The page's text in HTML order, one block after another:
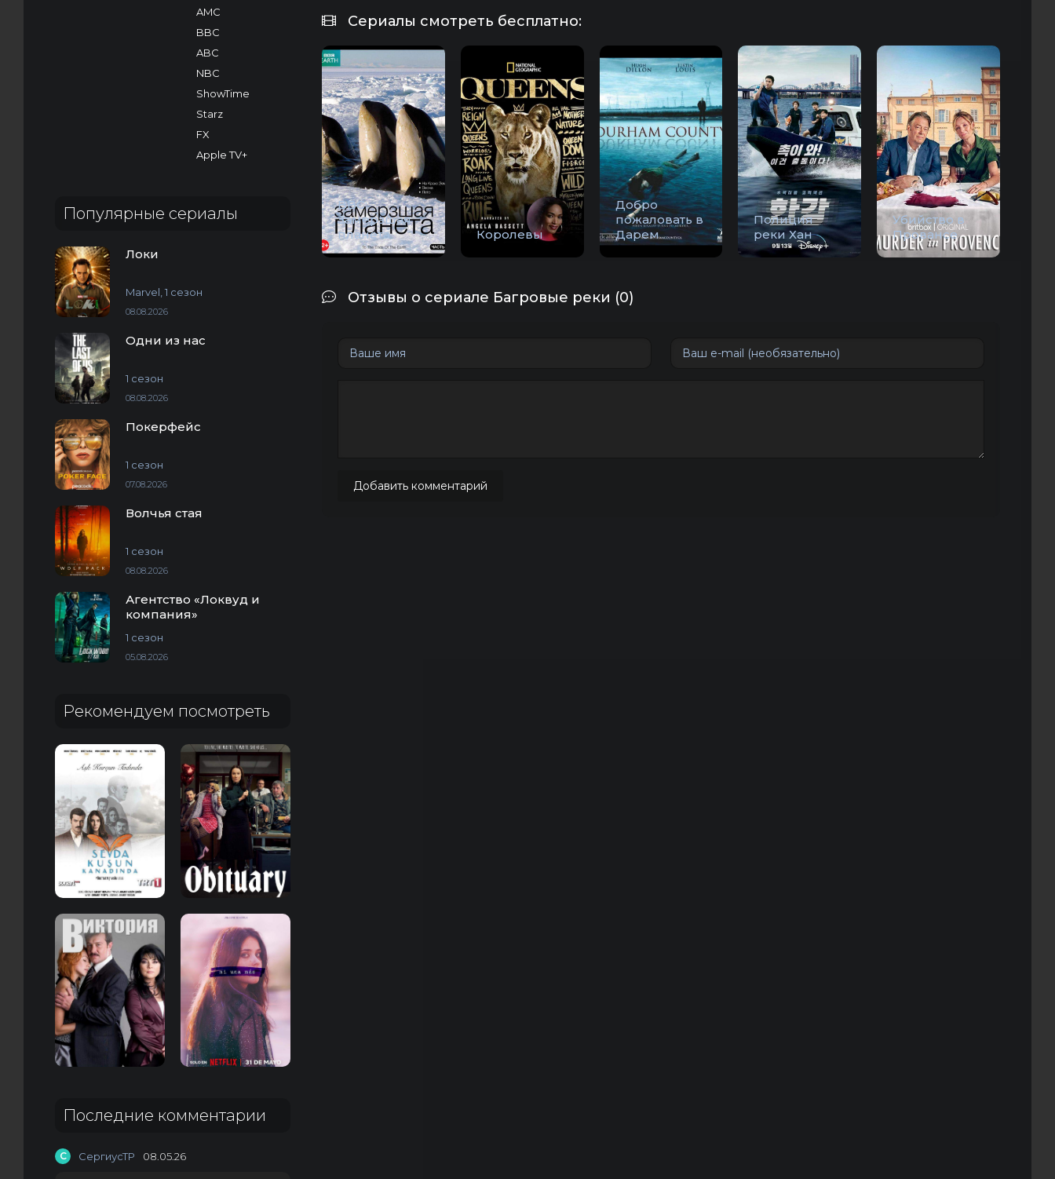
AMC
BBC
ABC
NBC
ShowTime
Starz
FX
Apple TV+
Популярные сериалы
Локи
Marvel, 1 сезон
08.08.2026
Одни из нас
1 сезон
08.08.2026
Покерфейс
1 сезон
07.08.2026
Волчья стая
1 сезон
08.08.2026
Агентство «Локвуд и
компания»
1 сезон
05.08.2026
Рекомендуем посмотреть
Последние комментарии
С СергиусТР 08.05.26
Сериалы смотреть бесплатно:
BBC:
Замерзшая
планета
Королевы
Добро
пожаловать в
Дарем
Полиция
реки Хан
Убийство в
Провансе
Отзывы о сериале Багровые реки (0)
Добавить комментарий